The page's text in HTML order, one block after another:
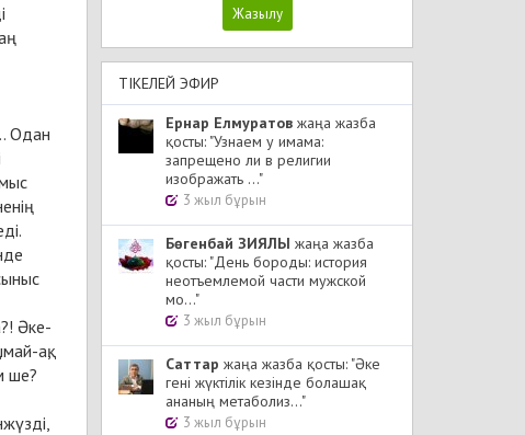
Одан
Әке-
ақ,
ше?
ТІКЕЛЕЙ ЭФИР
Ернар Елмуратов жаңа жазба
қосты: "Узнаем у имама:
запрещено ли в религии
изображать ..."
3 жыл бұрын
Бөгенбай ЗИЯЛЫ жаңа жазба
қосты: "День бороды: история
неотъемлемой части мужской
мо..."
3 жыл бұрын
Cаттар жаңа жазба қосты: "Әке
гені жүктілік кезінде болашақ
ананың метаболиз..."
3 жыл бұрын